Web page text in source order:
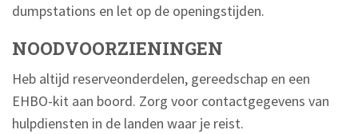
dumpstations en let op de openingstijden.
NOODVOORZIENINGEN
Heb altijd reserveonderdelen, gereedschap en een
EHBO-kit aan boord. Zorg voor contactgegevens van
hulpdiensten in de landen waar je reist.